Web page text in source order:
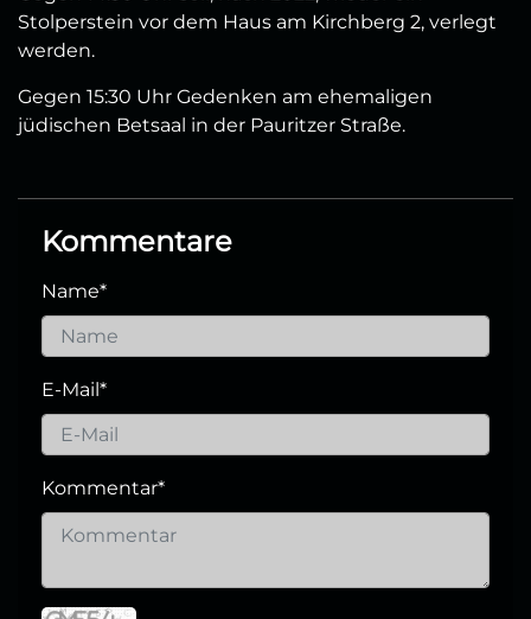
Stolperstein vor dem Haus am Kirchberg 2, verlegt
werden.
Gegen 15:30 Uhr Gedenken am ehemaligen
jüdischen Betsaal in der Pauritzer Straße.
Kommentare
Name*
E-Mail*
Kommentar*